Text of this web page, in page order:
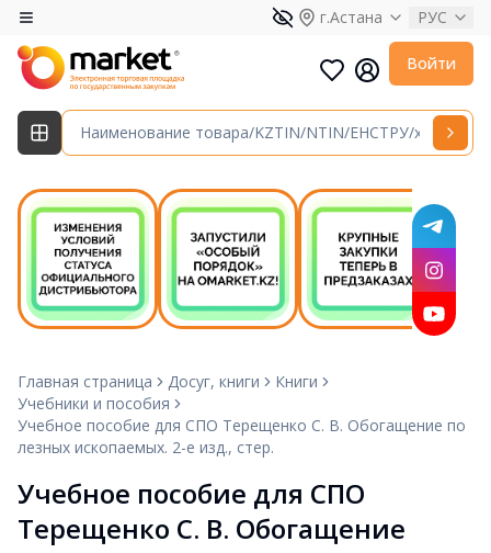
г.Астана РУС
Войти
Главная страница Досуг, книги
Книги
Учебники и пособия
Учебное пособие для СПО Терещенко С. В. Обогащение по
лезных ископаемых. 2-е изд., стер.
Учебное пособие для СПО
Терещенко С. В. Обогащение